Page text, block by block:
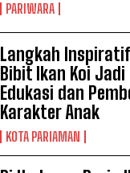
PARIWARA
Langkah
Bibit Ikan Koi
Edukasi dan
Karakter Anak
KOTA PARIAMAN